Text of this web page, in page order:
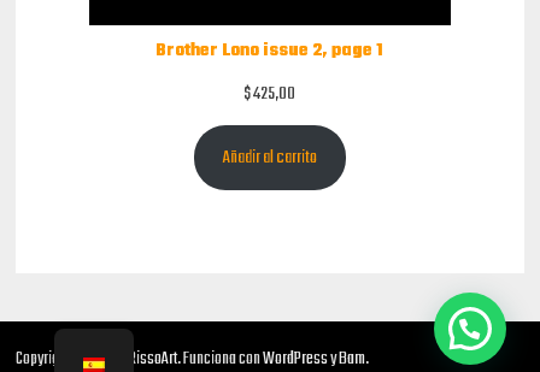
Brother Lono issue 2, page 1
$425,00
Añadir al carrito
Copyright © 2026 NRissoArt. Funciona conWordPressyBam.